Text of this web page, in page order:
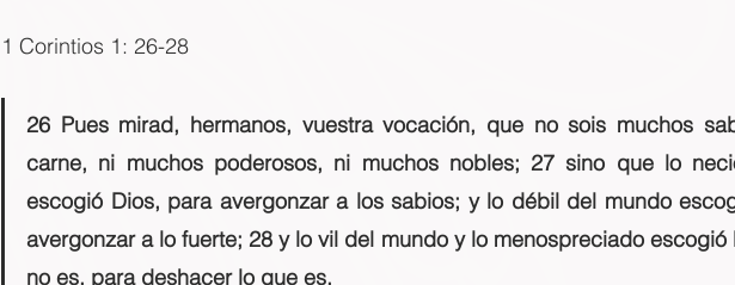
1 Corintios 1: 26-28
26 Pues mirad, hermanos, vuestra vocación, que no sois muchos
carne, ni muchos poderosos, ni muchos nobles; 27 sino que lo
escogió Dios, para avergonzar a los sabios; y lo débil del mundo
avergonzar a lo fuerte; 28 y lo vil del mundo y lo menospreciado escogió
no es, para deshacer lo que es,